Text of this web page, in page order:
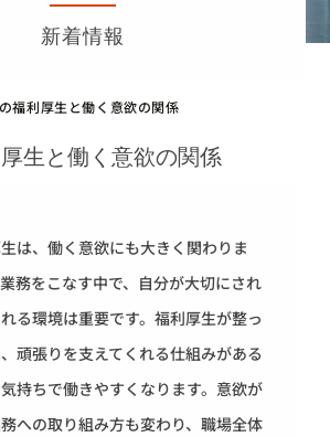
新着情報
福利厚生と働く意欲の関係
生と働く意欲の関係
は、働く意欲にも大きく関わりま
務をこなす中で、自分が大切にされ
る環境は重要です。福利厚生が整っ
頑張りを支えてくれる仕組みがある
持ちで働きやすくなります。意欲が
への取り組み方も変わり、職場全体